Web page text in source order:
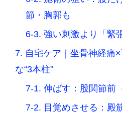
節・胸郭も
6-3. 強い刺激より「緊
7. 自宅ケア｜坐骨神経痛
な“3本柱”
7-1. 伸ばす：股関節前
7-2. 目覚めさせる：殿